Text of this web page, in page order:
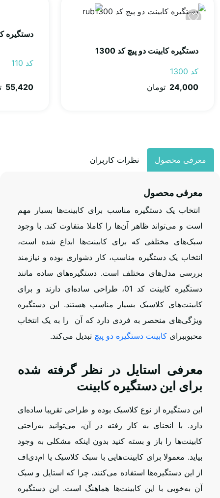
دستگیره کابینت دو پیچ کد 1300
کد 1300
24,000 تومان
دستگیره
کد 110
55,420
معرفی محصول نظرات کاربران
معرفی محصول
انتخاب یک دستگیره مناسب برای کابینت‌ها بسیار مهم
است و می‌تواند ظاهر آن‌ها را کاملا متفاوت کند. با وجود
سبک‌های مختلفی که برای کابینت‌ها ابداع شده است،
انتخاب یک دستگیره مناسب، کار دشواری بوده و نیازمند
بررسی مدل‌های مختلف است. دستگیره‌های ساده مانند
دستگیره کابینت کد 01، طراحی ساده‌ای دارند و برای
کابینت‌های کلاسیک بسیار مناسب هستند. این دستگیره
ویژگی‌های منحصر به فردی دارد که آن را به یک انتخاب
محبوببرای کابینت دستگیره دو پیچ تبدیل می‌کند.
معرفی استایل در نظر گرفته شده
برای این دستگیره کابینت
این دستگیره از نوع کلاسیک بوده و طراحی تقریبا ساده‌ای
دارد. با انحنای به کار رفته در آن، می‌توانید به‌راحتی
کابینت‌ها را باز و بسته کنید بدون اینکه مشکلی به وجود
بیاید. معمولا برای کابینت‌هایی با سبک کلاسیک یا ام‌دی‌اف
از این دستگیره‌ها استفاده می‌کنند، چرا که استایل و سبک
آن به‌خوبی با این کابینت‌ها هماهنگ است. این دستگیره